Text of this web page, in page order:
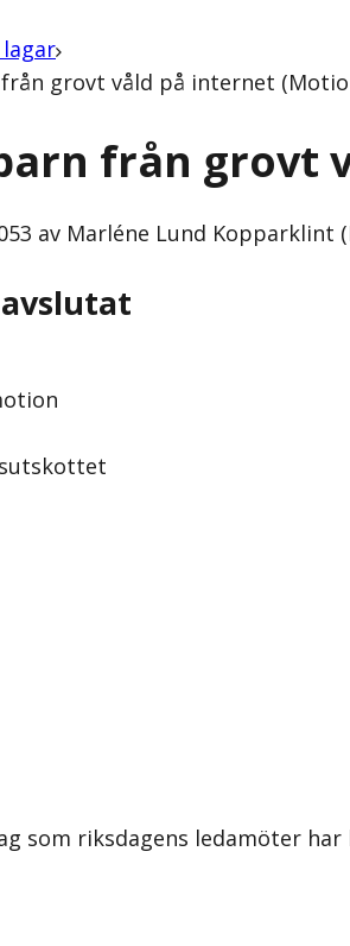
grovt våld på internet
från grovt
av Marléne Lund Kopparklint
som riksdagens ledamöter